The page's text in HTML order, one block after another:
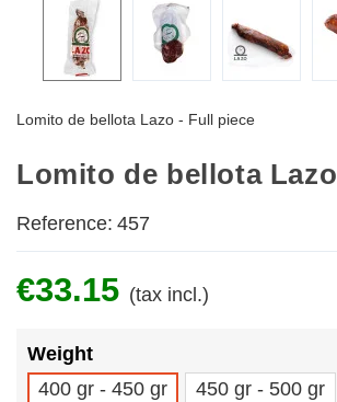
Lomito de bellota Lazo - Full piece
Lomito de bellota Lazo
Reference: 457
€33.15 (tax incl.)
Weight
400 gr - 450 gr
450 gr - 500 gr